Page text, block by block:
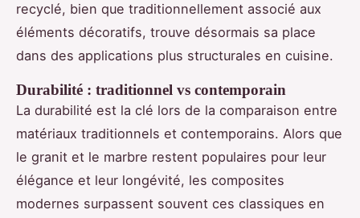
recyclé, bien que traditionnellement associé aux
éléments décoratifs, trouve désormais sa place
dans des applications plus structurales en cuisine.
Durabilité : traditionnel vs contemporain
La durabilité est la clé lors de la comparaison entre
matériaux traditionnels et contemporains. Alors que
le granit et le marbre restent populaires pour leur
élégance et leur longévité, les composites
modernes surpassent souvent ces classiques en